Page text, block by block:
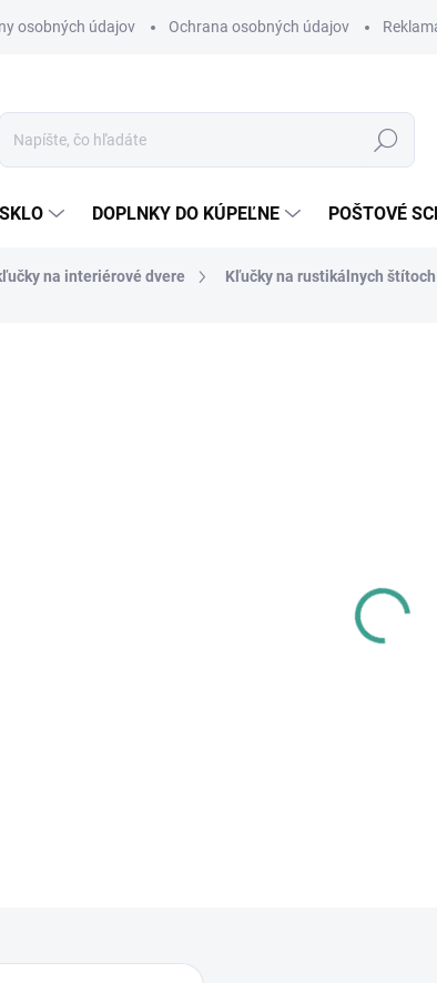
osobných údajov Ochrana osobných údajov
Hľadať
DOPLNKY DO KÚPEĽNE POŠTOVÉ
na interiérové dvere Kľučky na rustikálnych štítoch
TYP